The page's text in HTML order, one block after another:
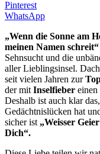
Pinterest
WhatsApp
„Wenn die Sonne am
meinen Namen schreit“
Sehnsucht und die
aller Lieblingsinsel.
seit vielen Jahren zur
der mit Inselfieber einen
Deshalb ist auch klar
Gedächtnislücken hat
sicher ist „Weisser
Dich“.